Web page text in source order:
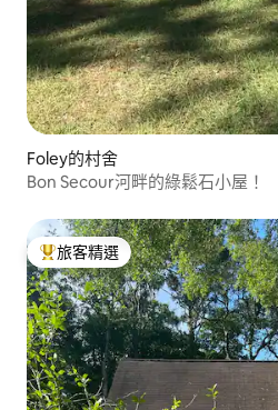
Foley的村舍
Bon Secour河畔的綠鬆石小屋！
旅客精選榜首
旅客精選